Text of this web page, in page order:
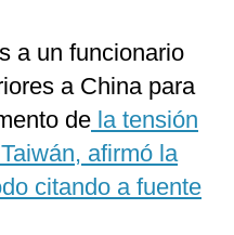
a un funcionario
a China para
de la tensión
afirmó la
citando a fuente